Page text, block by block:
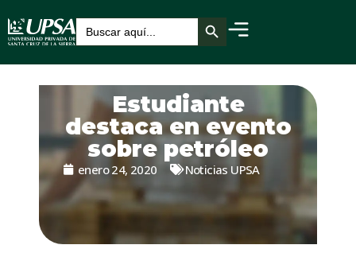
Buscar: Botón de búsqueda
Estudiante
destaca en evento
sobre petróleo
enero 24, 2020 Noticias UPSA